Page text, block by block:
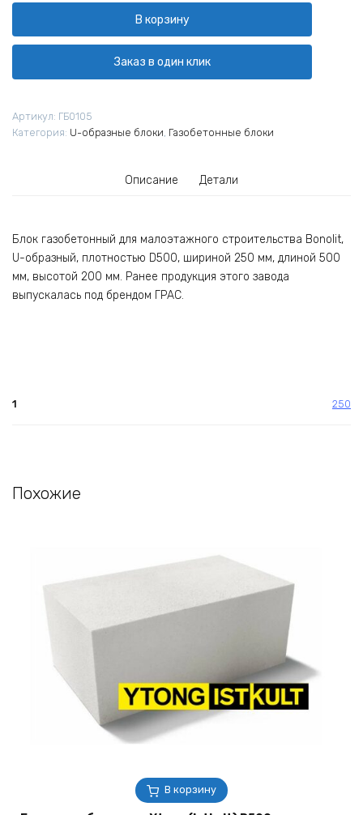
образный
блок
Bonolit
г.
500*200*250
В корзину
Заказ в один клик
Артикул: ГБ0105
Категория: U-образные блоки Газобетонные блоки
Описание Детали
Блок газобетонный для малоэтажного строительства Bonolit,
U-образный, плотностью D500, шириной 250 мм, длиной 500
мм, высотой 200 мм. Ранее продукция этого завода
выпускалась под брендом ГРАС.
1 250
Похожие
В корзину